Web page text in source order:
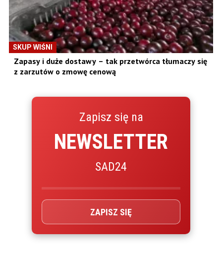
SKUP WIŚNI
Zapasy i duże dostawy – tak przetwórca tłumaczy się
z zarzutów o zmowę cenową
Zapisz się na
NEWSLETTER
SAD24
ZAPISZ SIĘ